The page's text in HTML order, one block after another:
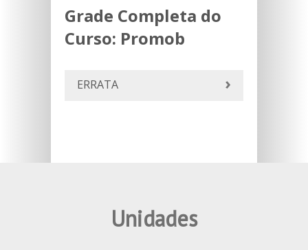
Grade Completa do
Curso: Promob
ERRATA
Unidades